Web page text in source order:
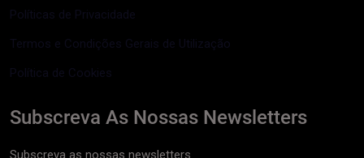
Políticas de Privacidade
Termos e Condições Gerais de Utilização
Política de Cookies
Subscreva As Nossas Newsletters
Subscreva as nossas newsletters